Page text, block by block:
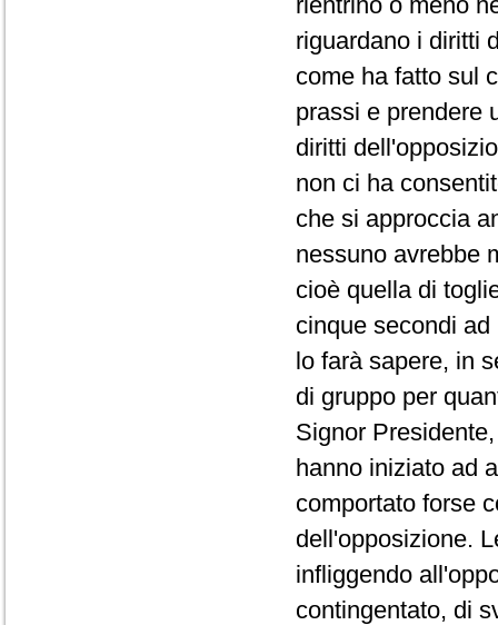
riguardano i diritti
come ha fatto sul
prassi e prendere
diritti
non ci ha
che si approccia
nessuno avrebbe
cioè quella di
cinque secondi
lo farà sapere, in
di gruppo per
Signor
hanno iniziato ad
comportato forse
dell'opposizione.
infliggendo
contingentato, di